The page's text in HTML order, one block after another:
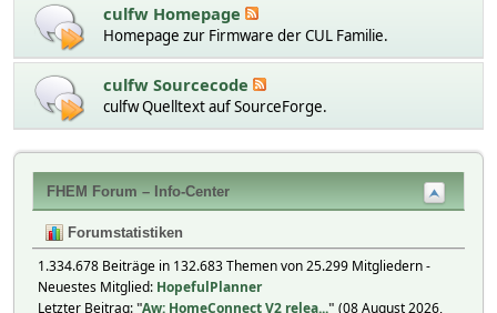
culfw Homepage
Homepage zur Firmware der CUL Familie.
culfw Sourcecode
culfw Quelltext auf SourceForge.
FHEM Forum – Info-Center
Forumstatistiken
1.334.678 Beiträge in 132.683 Themen von 25.299 Mitgliedern -
Neuestes Mitglied: HopefulPlanner
Letzter Beitrag:"Aw: HomeConnect V2 relea..." (08 August 2026,